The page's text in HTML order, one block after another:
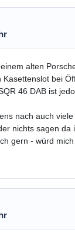
alten
bei
46 DAB ist
nach auch
nichts sagen da
gern - würd